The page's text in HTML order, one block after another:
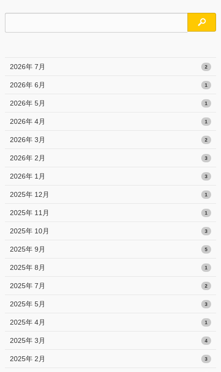
検索
2026年 7月 2
2026年 6月 1
2026年 5月 1
2026年 4月 1
2026年 3月 2
2026年 2月 3
2026年 1月 3
2025年 12月 1
2025年 11月 1
2025年 10月 3
2025年 9月 5
2025年 8月 1
2025年 7月 2
2025年 5月 3
2025年 4月 1
2025年 3月 4
2025年 2月 3